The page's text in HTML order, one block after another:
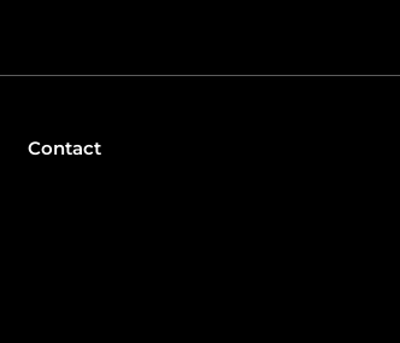
Contact